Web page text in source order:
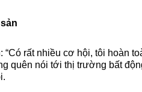
rất nhiều cơ hội, tôi hoàn
quên nói tới thị trường bất